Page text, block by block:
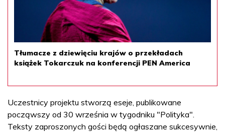
Tłumacze z dziewięciu krajów o przekładach
książek Tokarczuk na konferencji PEN America
Uczestnicy projektu stworzą eseje, publikowane
począwszy od 30 września w tygodniku "Polityka".
Teksty zaproszonych gości będą ogłaszane sukcesywnie,